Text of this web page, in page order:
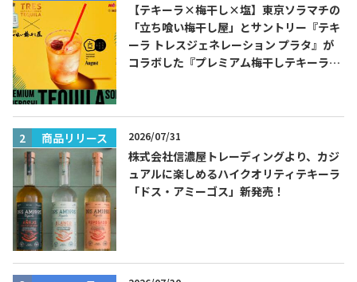
【テキーラ×梅干し×塩】東京ソラマチの
「立ち喰い梅干し屋」とサントリー『テキ
ーラ トレスジェネレーション プラタ』が
コラボした『プレミアム梅干しテキーラソ
商品リリース 2026/07/31
株式会社信濃屋トレーディングより、カジ
ュアルに楽しめるハイクオリティテキーラ
「ドス・アミーゴス」新発売！